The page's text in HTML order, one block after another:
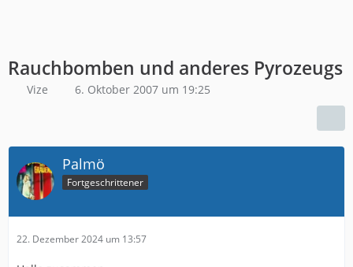
Rauchbomben und anderes Pyrozeugs
Vize 6. Oktober 2007 um 19:25
Palmö
Fortgeschrittener
22. Dezember 2024 um 13:57